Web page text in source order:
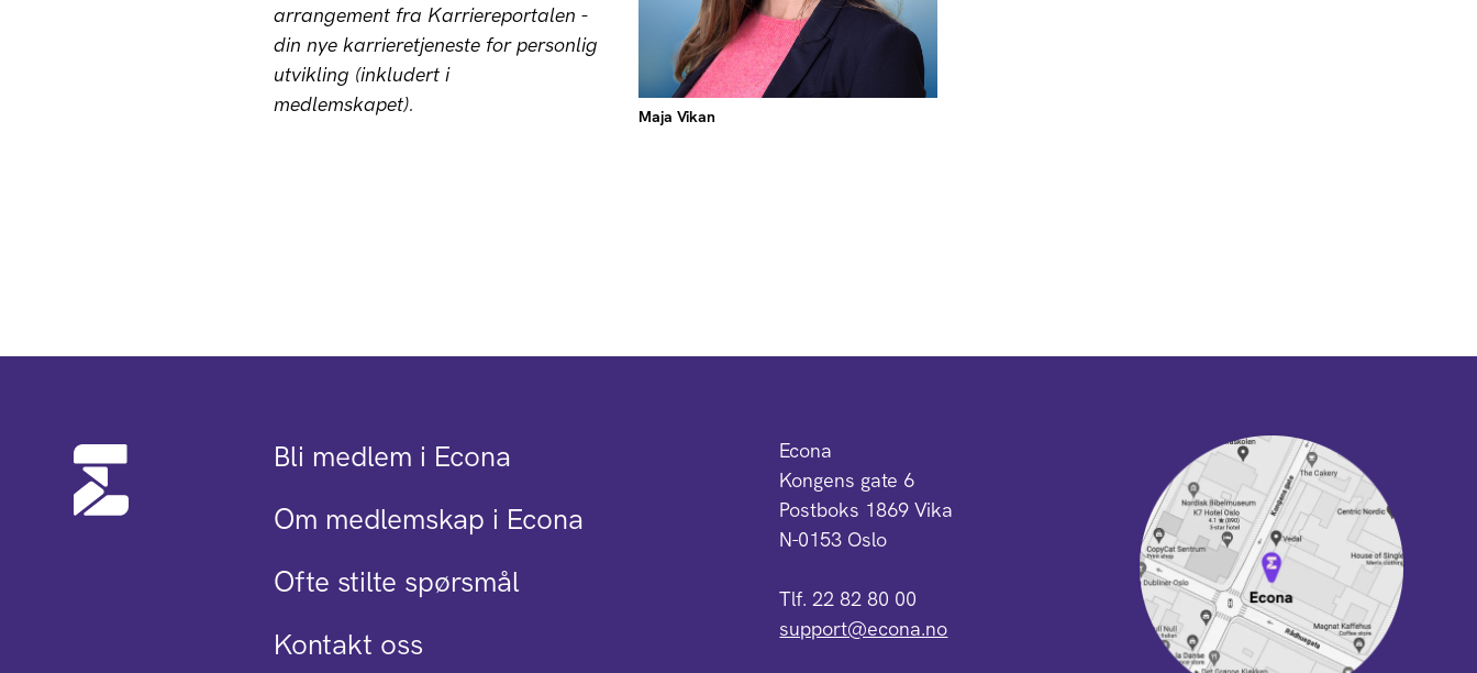
Maja Vikan
arrangement fra Karriereportalen -
din nye karrieretjeneste for personlig
utvikling (inkludert i
medlemskapet).
Bli medlem i Econa
Om medlemskap i Econa
Ofte stilte spørsmål
Kontakt oss
Econa
Kongens gate 6
Postboks 1869 Vika
N-0153 Oslo
Tlf. 22 82 80 00
support@econa.no